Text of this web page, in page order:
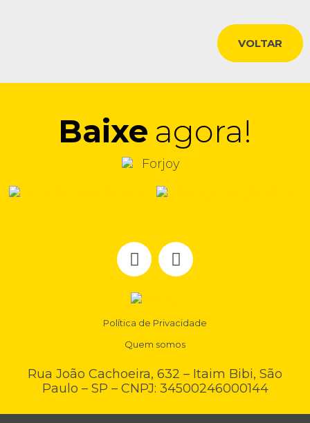
VOLTAR
Baixe agora!
Política de Privacidade
Quem somos
Rua João Cachoeira, 632 – Itaim Bibi, São
Paulo – SP – CNPJ: 34500246000144